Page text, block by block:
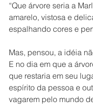
“Que árvore seria a
amarelo, vistosa e
espalhando cores e
Mas, pensou, a idéia
E no dia em que a
que restaria em seu
espírito da pessoa e
vagarem pelo mundo